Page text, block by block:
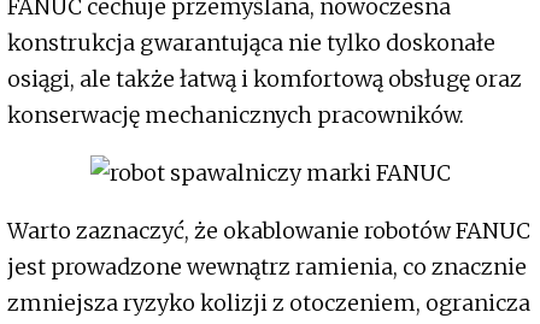
FANUC cechuje przemyślana, nowoczesna
konstrukcja gwarantująca nie tylko doskonałe
osiągi, ale także łatwą i komfortową obsługę oraz
konserwację mechanicznych pracowników.
Warto zaznaczyć, że okablowanie robotów FANUC
jest prowadzone wewnątrz ramienia, co znacznie
zmniejsza ryzyko kolizji z otoczeniem, ogranicza